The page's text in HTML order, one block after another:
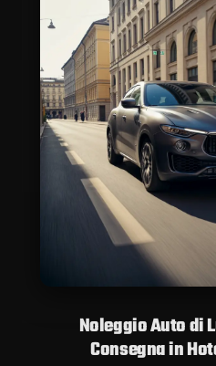
Noleggio Auto di
Consegna in